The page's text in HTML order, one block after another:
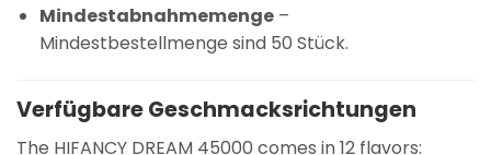
Mindestabnahmemenge–
Mindestbestellmenge sind 50 Stück.
Verfügbare Geschmacksrichtungen
The HIFANCY DREAM 45000 comes in 12 flavors: